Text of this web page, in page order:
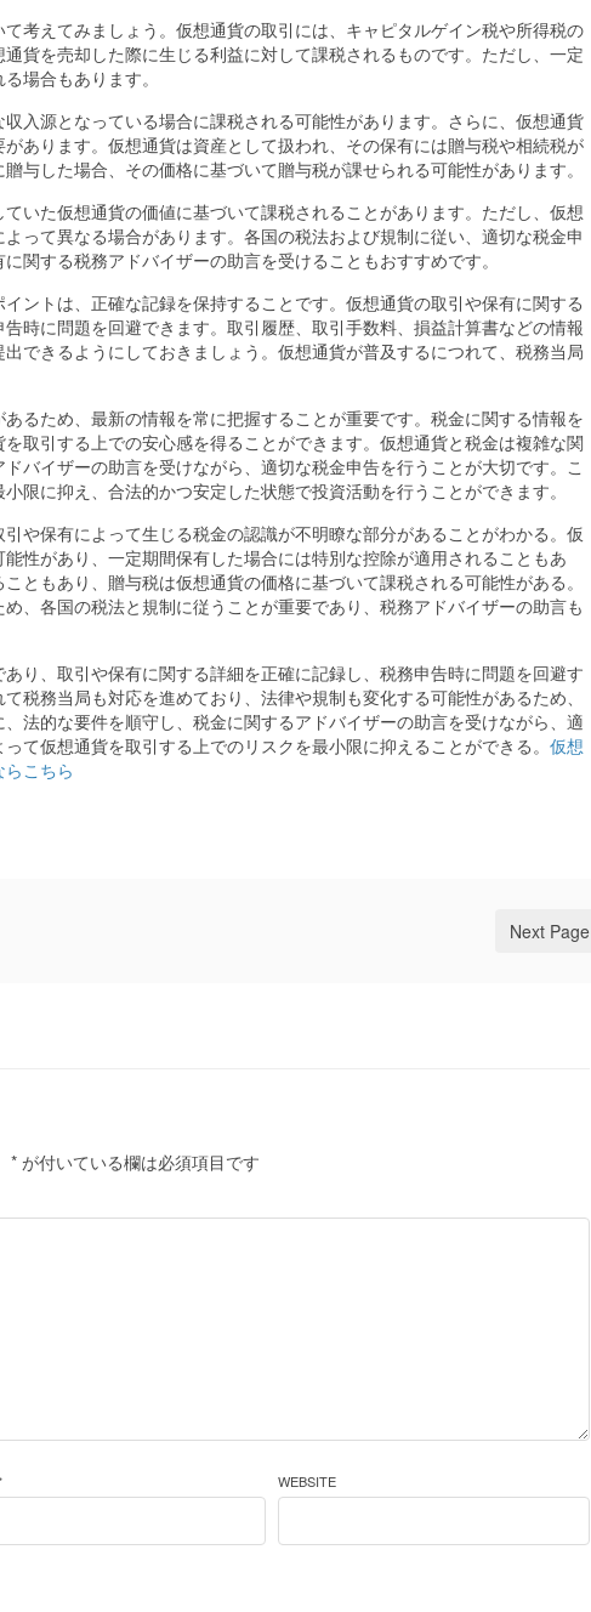
考えてみましょう。仮想通貨の取引には、キャピタルゲイン税や所得税の
貨を売却した際に生じる利益に対して課税されるものです。ただし、一定
場合もあります。
入源となっている場合に課税される可能性があります。さらに、仮想通貨
あります。仮想通貨は資産として扱われ、その保有には贈与税や相続税が
与した場合、その価格に基づいて贈与税が課せられる可能性があります。
いた仮想通貨の価値に基づいて課税されることがあります。ただし、仮想
って異なる場合があります。各国の税法および規制に従い、適切な税金申
関する税務アドバイザーの助言を受けることもおすすめです。
ントは、正確な記録を保持することです。仮想通貨の取引や保有に関する
時に問題を回避できます。取引履歴、取引手数料、損益計算書などの情報
できるようにしておきましょう。仮想通貨が普及するにつれて、税務当局
るため、最新の情報を常に把握することが重要です。税金に関する情報を
取引する上での安心感を得ることができます。仮想通貨と税金は複雑な関
バイザーの助言を受けながら、適切な税金申告を行うことが大切です。こ
限に抑え、合法的かつ安定した状態で投資活動を行うことができます。
や保有によって生じる税金の認識が不明瞭な部分があることがわかる。仮
性があり、一定期間保有した場合には特別な控除が適用されることもあ
ともあり、贈与税は仮想通貨の価格に基づいて課税される可能性がある。
、各国の税法と規制に従うことが重要であり、税務アドバイザーの助言も
り、取引や保有に関する詳細を正確に記録し、税務申告時に問題を回避す
税務当局も対応を進めており、法律や規制も変化する可能性があるため、
法的な要件を順守し、税金に関するアドバイザーの助言を受けながら、適
て仮想通貨を取引する上でのリスクを最小限に抑えることができる。 仮想
こちら
Next Page
* が付いている欄は必須項目です
WEBSITE